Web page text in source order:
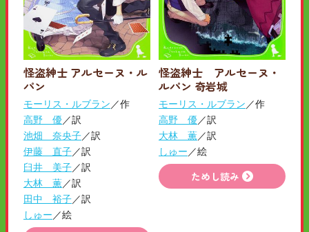
怪盗紳士 アルセーヌ・ル
パン
モーリス・ルブラン ／作
高野 優／訳
池畑 奈央子／訳
伊藤 直子／訳
臼井 美子／訳
大林 薫／訳
田中 裕子／訳
しゅー ／絵
怪盗紳士 アルセーヌ・
ルパン 奇岩城
モーリス・ルブラン ／作
高野 優／訳
大林 薫／訳
しゅー ／絵
ためし読み